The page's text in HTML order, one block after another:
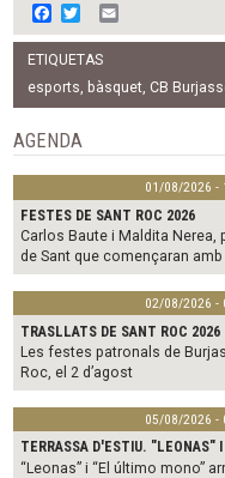
F
a
c
e
b
o
o
k
w
i
t
t
e
m
l
ETIQUETAS
esports, bàsquet, CB
AGENDA
01/08/2026 -
FESTES DE SANT ROC 2026
Carlos Baute i Maldita
de Sant que començaran
02/08/2026 -
TRASLLATS DE SANT ROC 2026
Les festes patronals de
Roc, el 2 d’agost
05/08/2026 -
TERRASSA D'ESTIU. "LEONAS"
“Leonas” i “El último mono”